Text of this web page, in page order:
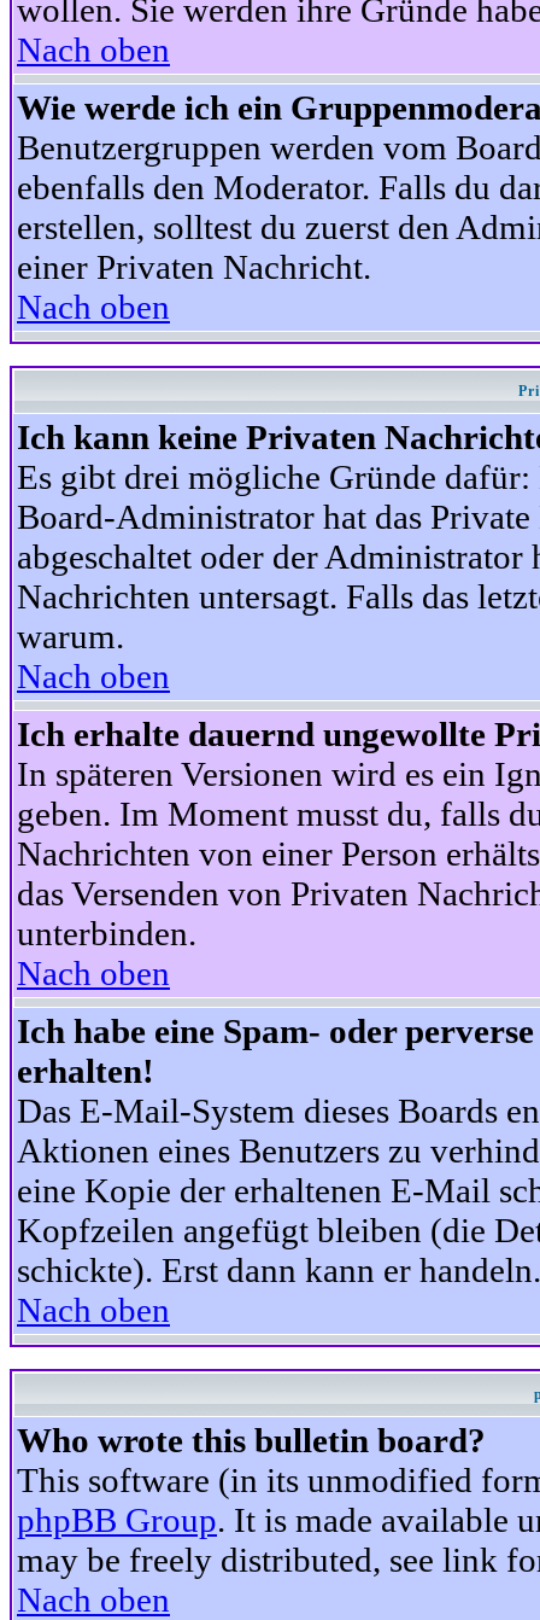
wollen. Sie werden ihre Gründe
Nach oben
Wie werde ich ein
Benutzergruppen werden vom
ebenfalls den Moderator. Falls du
erstellen, solltest du zuerst den
einer Privaten Nachricht.
Nach oben
Ich kann keine Privaten
Es gibt drei mögliche Gründe
Board-Administrator hat das
abgeschaltet oder der
Nachrichten untersagt. Falls das
warum.
Nach oben
Ich erhalte dauernd ungewollte
In späteren Versionen wird es ein
geben. Im Moment musst du, falls
Nachrichten von einer Person
das Versenden von Privaten
unterbinden.
Nach oben
Ich habe eine Spam- oder
erhalten!
Das E-Mail-System dieses Boards
Aktionen eines Benutzers zu
eine Kopie der erhaltenen E-Mail
Kopfzeilen angefügt bleiben (die
schickte). Erst dann kann er handeln.
Nach oben
Who wrote this bulletin board?
This software (in its unmodified
phpBB Group. It is made available
may be freely distributed, see link
Nach oben